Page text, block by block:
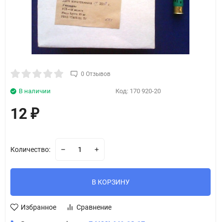
0 Отзывов
Код: 170 920-20
В наличии
12 ₽
Количество:
В КОРЗИНУ
Избранное Сравнение